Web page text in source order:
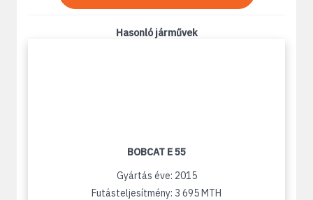
Hasonló járművek
BOBCAT E 55
Gyártás éve: 2015
Futásteljesítmény: 3 695 MTH